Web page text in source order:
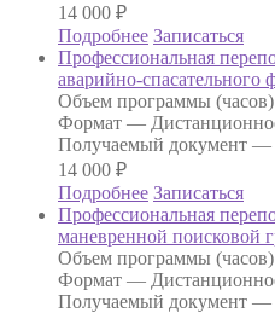
14 000 ₽
Подробнее Записаться
Профессиональная
аварийно-спасательного
Объем программы
Формат —
Получаемый документ —
14 000 ₽
Подробнее Записаться
Профессиональная
маневренной поисковой
Объем программы
Формат —
Получаемый документ —